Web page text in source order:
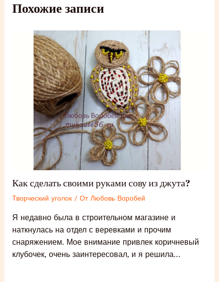
Похожие записи
Как сделать своими руками сову из джута?
Творческий уголок/ От Любовь Воробей
Я недавно была в строительном магазине и
наткнулась на отдел с веревками и прочим
снаряжением. Мое внимание привлек коричневый
клубочек, очень заинтересовал, и я решила…